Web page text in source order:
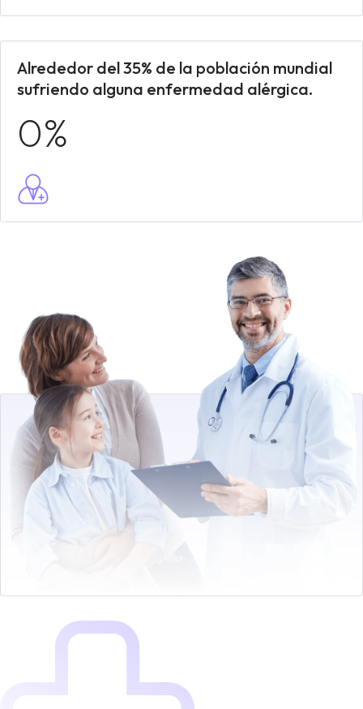
Alrededor del 35% de la población mundial
sufriendo alguna enfermedad alérgica.
0